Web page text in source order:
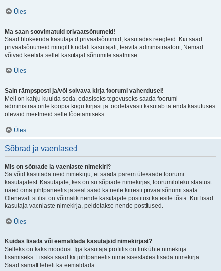
Üles
Ma saan soovimatuid privaatsõnumeid!
Saad blokeerida kasutajaid privaatsõnumid, kasutades reegleid. Kui saad
privaatsõnumeid mingilt kindlalt kasutajalt, teavita administraatorit; Nemad
võivad keelata sellel kasutajal sõnumite saatmise.
Üles
Sain rämpsposti ja/või solvava kirja foorumi vahendusel!
Meil on kahju kuulda seda, edasiseks tegevuseks saada foorumi
administraatorile koopia kogu kirjast ja loodetavasti kasutab ta enda käsutuses
olevaid meetmeid selle lõpetamiseks.
Üles
Sõbrad ja vaenlased
Mis on sõprade ja vaenlaste nimekiri?
Sa võid kasutada neid nimekirju, et saada parem ülevaade foorumi
kasutajatest. Kasutajate, kes on su sõprade nimekirjas, foorumiloleku staatust
näed oma juhtpaneelis ja seal saad ka neile kiiresti privaatsõnumi saata.
Olenevalt stiilist on võimalik nende kasutajate postitusi ka esile tõsta. Kui lisad
kasutaja vaenlaste nimekirja, peidetakse nende postitused.
Üles
Kuidas lisada või eemaldada kasutajaid nimekirjast?
Selleks on kaks moodust. Iga kasutaja profiilis on link ühte nimekirja
lisamiseks. Lisaks saad ka juhtpaneelis nime sisestades lisada nimekirja.
Saad samalt lehelt ka eemaldada.